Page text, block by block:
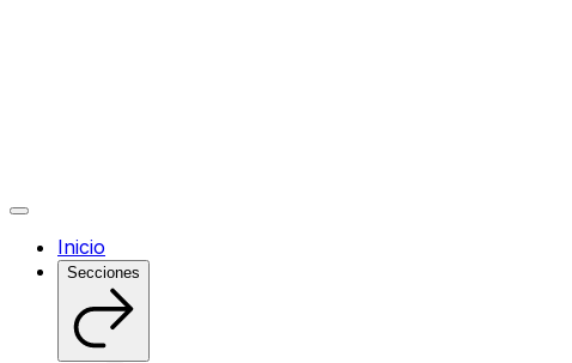
Inicio
Secciones